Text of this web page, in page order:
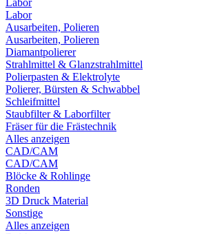
Labor
Labor
Ausarbeiten, Polieren
Ausarbeiten, Polieren
Diamantpolierer
Strahlmittel & Glanzstrahlmittel
Polierpasten & Elektrolyte
Polierer, Bürsten & Schwabbel
Schleifmittel
Staubfilter & Laborfilter
Fräser für die Frästechnik
Alles anzeigen
CAD/CAM
CAD/CAM
Blöcke & Rohlinge
Ronden
3D Druck Material
Sonstige
Alles anzeigen